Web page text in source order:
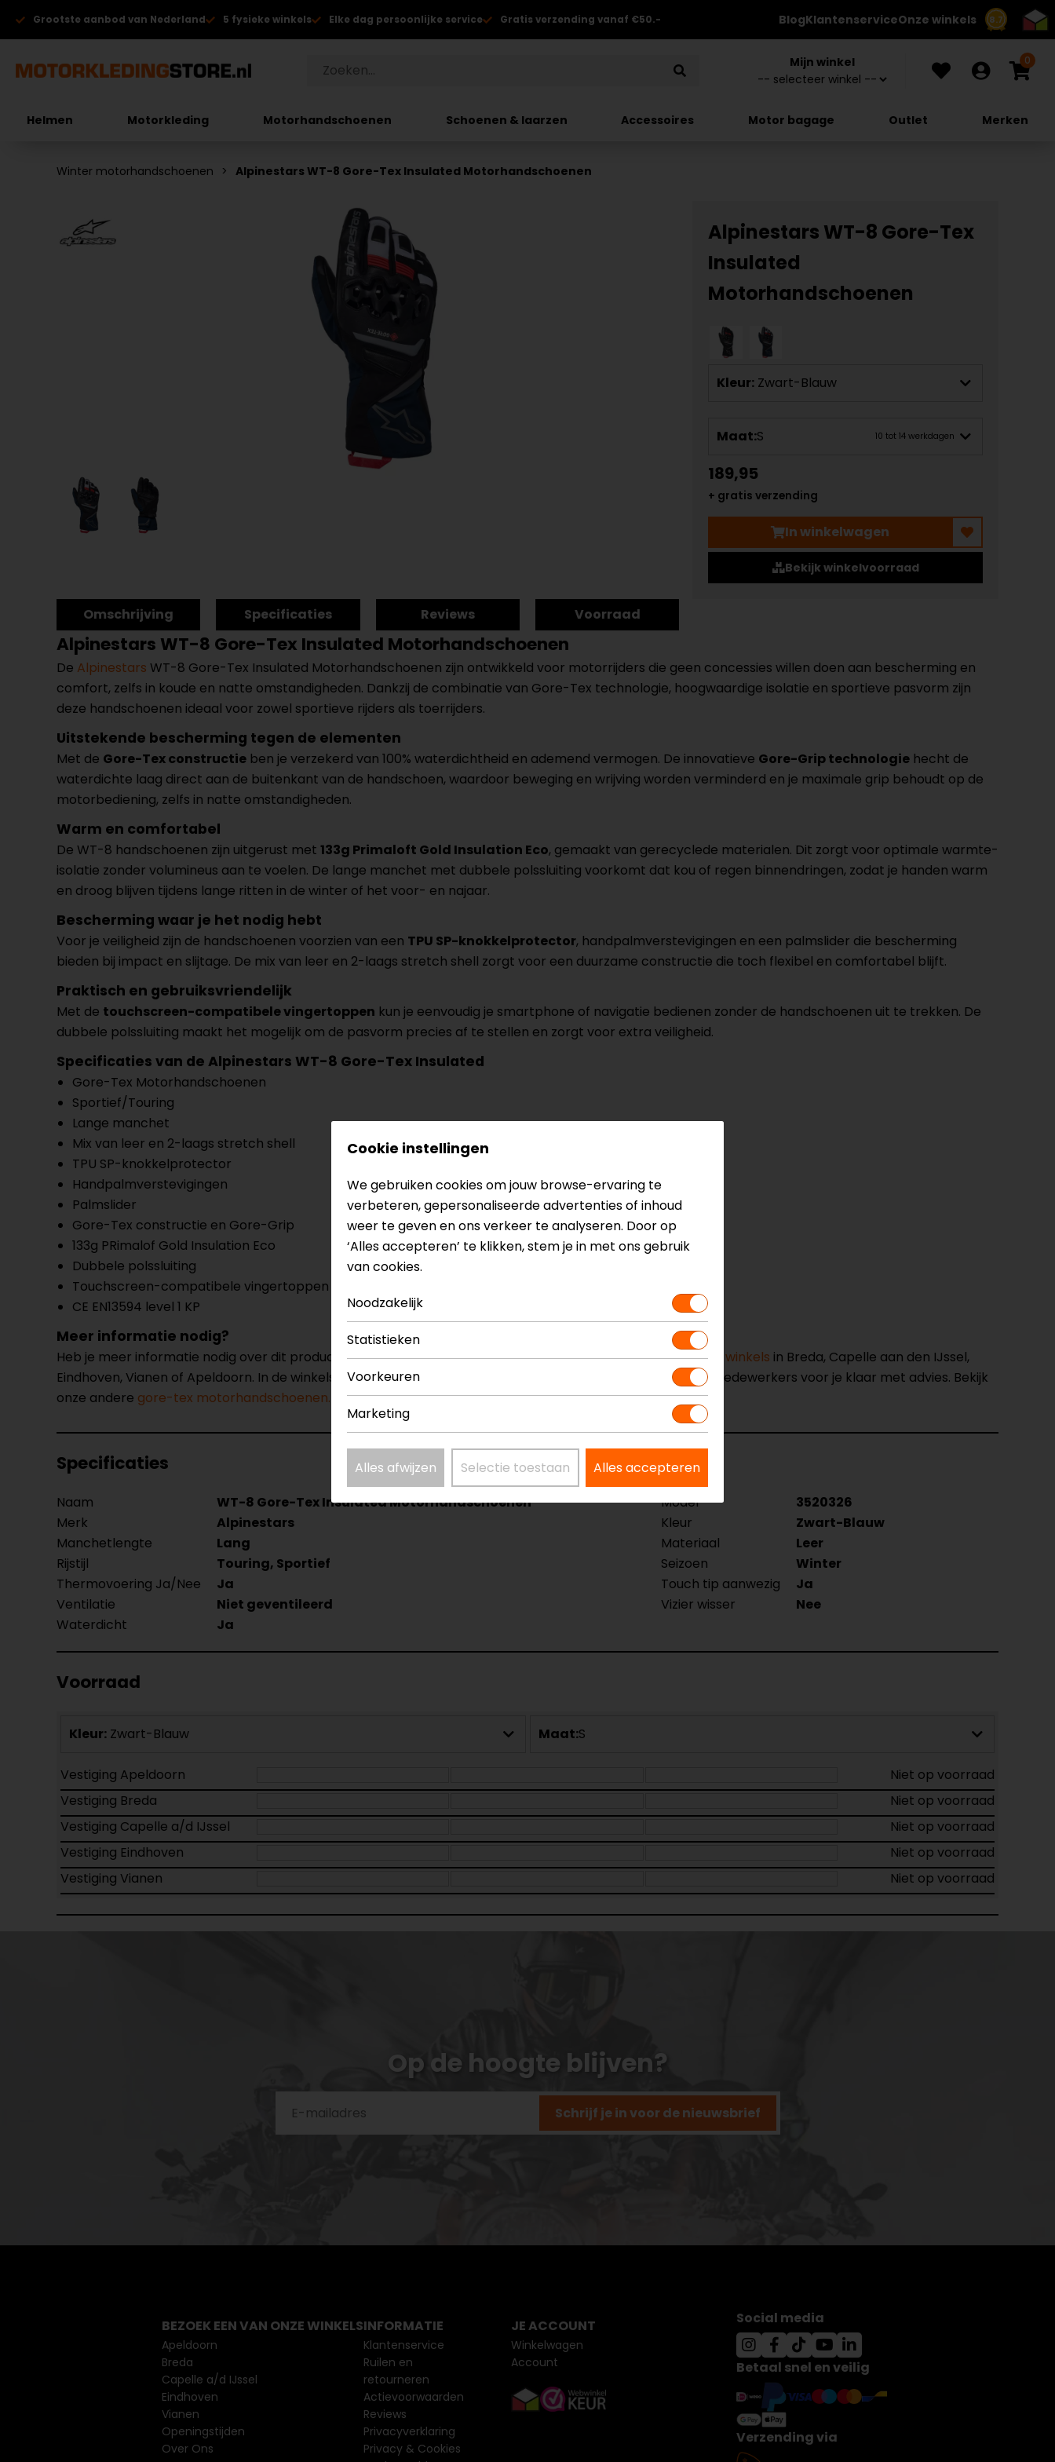
8.7
Grootste aanbod van Nederland 5 fysieke winkels Elke dag persoonlijke service Gratis verzending vanaf €50.- BlogKlantenserviceOnze winkels
Mijn winkel 0
Helmen Motorkleding Motorhandschoenen Schoenen & laarzen Accessoires Motor bagage Outlet Merken
Winter motorhandschoenen Alpinestars WT-8 Gore-Tex Insulated Motorhandschoenen
Alpinestars WT-8 Gore-Tex
Insulated
Motorhandschoenen
Kleur: Zwart-Blauw
Maat:S 10 tot 14 werkdagen
189,95
+ gratis verzending
In winkelwagen
Bekijk winkelvoorraad
Omschrijving Specificaties Reviews Voorraad
Alpinestars WT-8 Gore-Tex Insulated Motorhandschoenen
De Alpinestars WT-8 Gore-Tex Insulated Motorhandschoenen zijn ontwikkeld voor motorrijders die geen concessies willen doen aan bescherming en
comfort, zelfs in koude en natte omstandigheden. Dankzij de combinatie van Gore-Tex technologie, hoogwaardige isolatie en sportieve pasvorm zijn
deze handschoenen ideaal voor zowel sportieve rijders als toerrijders.
Uitstekende bescherming tegen de elementen
Met de Gore-Tex constructie ben je verzekerd van 100% waterdichtheid en ademend vermogen. De innovatieve Gore-Grip technologie hecht de
waterdichte laag direct aan de buitenkant van de handschoen, waardoor beweging en wrijving worden verminderd en je maximale grip behoudt op de
motorbediening, zelfs in natte omstandigheden.
Warm en comfortabel
De WT-8 handschoenen zijn uitgerust met 133g Primaloft Gold Insulation Eco, gemaakt van gerecyclede materialen. Dit zorgt voor optimale warmte-
isolatie zonder volumineus aan te voelen. De lange manchet met dubbele polssluiting voorkomt dat kou of regen binnendringen, zodat je handen warm
en droog blijven tijdens lange ritten in de winter of het voor- en najaar.
Bescherming waar je het nodig hebt
Voor je veiligheid zijn de handschoenen voorzien van een TPU SP-knokkelprotector, handpalmverstevigingen en een palmslider die bescherming
bieden bij impact en slijtage. De mix van leer en 2-laags stretch shell zorgt voor een duurzame constructie die toch flexibel en comfortabel blijft.
Praktisch en gebruiksvriendelijk
Met de touchscreen-compatibele vingertoppen kun je eenvoudig je smartphone of navigatie bedienen zonder de handschoenen uit te trekken. De
dubbele polssluiting maakt het mogelijk om de pasvorm precies af te stellen en zorgt voor extra veiligheid.
Specificaties van de Alpinestars WT-8 Gore-Tex Insulated
Gore-Tex Motorhandschoenen
Sportief/Touring
Lange manchet
Mix van leer en 2-laags stretch shell
TPU SP-knokkelprotector
Handpalmverstevigingen
Palmslider
Gore-Tex constructie en Gore-Grip
133g PRimalof Gold Insulation Eco
Dubbele polssluiting
Touchscreen-compatibele vingertoppen
CE EN13594 level 1 KP
Meer informatie nodig?
Heb je meer informatie nodig over dit product? Neem dancontactmet ons op of kom langs in één vanonze winkels in Breda, Capelle aan den IJssel,
Eindhoven, Vianen of Apeldoorn. In de winkels kun je het product bekijken & passen en staan onze verkoopmedewerkers voor je klaar met advies. Bekijk
onze andere gore-tex motorhandschoenen.
Specificaties
Naam WT-8 Gore-Tex Insulated Motorhandschoenen Model
3520326
Merk
Alpinestars Kleur
Zwart-Blauw
Manchetlengte
Lang Materiaal
Leer
Rijstijl
Touring, Sportief Seizoen
Winter
Thermovoering Ja/Nee
Ja Touch tip aanwezig
Ja
Ventilatie
Niet geventileerd Vizier wisser
Nee
Waterdicht
Ja
Voorraad
Kleur: Zwart-Blauw Maat:S
Vestiging Apeldoorn
Niet op voorraad
Vestiging Breda
Niet op voorraad
Vestiging Capelle a/d IJssel
Niet op voorraad
Vestiging Eindhoven
Niet op voorraad
Vestiging Vianen
Niet op voorraad
Op de hoogte blijven?
Schrijf je in voor de nieuwsbrief
Cookie instellingen
We gebruiken cookies om jouw browse-ervaring te
verbeteren, gepersonaliseerde advertenties of inhoud
weer te geven en ons verkeer te analyseren. Door op
‘Alles accepteren’ te klikken, stem je in met ons gebruik
van cookies.
Noodzakelijk
Statistieken
Voorkeuren
Marketing
Alles afwijzen Selectie toestaan Alles accepteren
BEZOEK EEN VAN ONZE WINKELS
Apeldoorn
Breda
Capelle a/d IJssel
Eindhoven
Vianen
Openingstijden
Over Ons
INFORMATIE
Klantenservice
Ruilen en
retourneren
Actievoorwaarden
Reviews
Privacyverklaring
Privacy & Cookies
JE ACCOUNT
Winkelwagen
Account
Social media
Betaal snel en veilig
Verzending via